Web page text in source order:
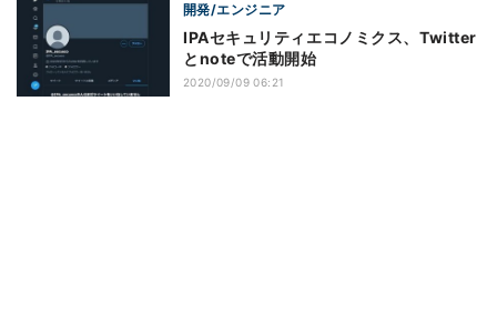
開発/エンジニア
IPAセキュリティエコノミクス、Twitter
とnoteで活動開始
2020/09/09 06:21